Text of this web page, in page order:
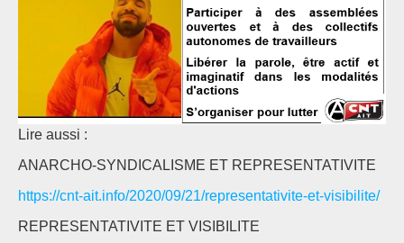
Lire aussi :
ANARCHO-SYNDICALISME ET REPRESENTATIVITE
https://cnt-ait.info/2020/09/21/representativite-et-visibilite/
REPRESENTATIVITE ET VISIBILITE